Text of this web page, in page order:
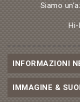
Siamo
INFORMAZIONI
IMMAGINE &